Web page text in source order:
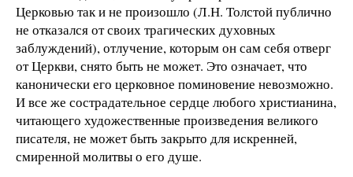
Церковью так и не произошло (Л.Н. Толстой публично
не отказался от своих трагических духовных
заблуждений), отлучение, которым он сам себя отверг
от Церкви, снято быть не может. Это означает, что
канонически его церковное поминовение невозможно.
И все же сострадательное сердце любого христианина,
читающего художественные произведения великого
писателя, не может быть закрыто для искренней,
смиренной молитвы о его душе.